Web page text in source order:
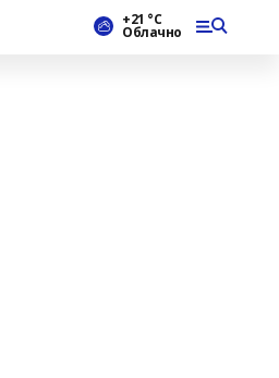
+21 °С
Облачно